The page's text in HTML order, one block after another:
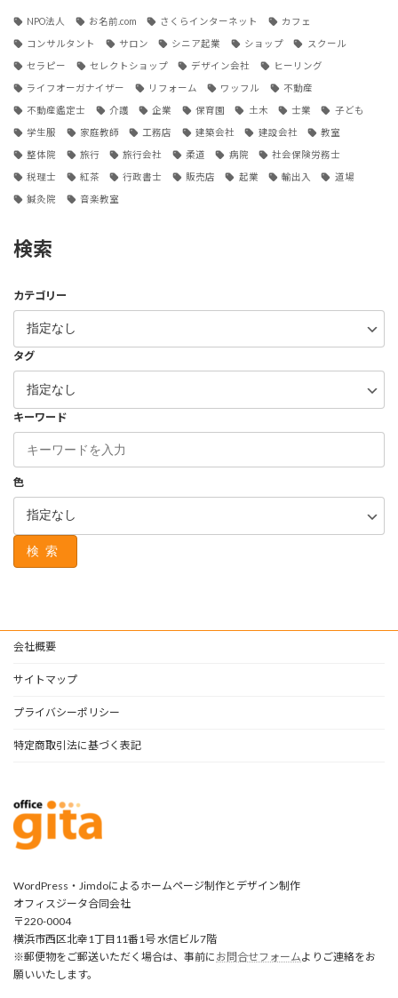
NPO法人 お名前.com さくらインターネット カフェ
コンサルタント サロン シニア起業 ショップ スクール
セラピー セレクトショップ デザイン会社 ヒーリング
ライフオーガナイザー リフォーム ワッフル 不動産
不動産鑑定士 介護 企業 保育園 土木 士業 子ども
学生服 家庭教師 工務店 建築会社 建設会社 教室
整体院 旅行 旅行会社 柔道 病院 社会保険労務士
税理士 紅茶 行政書士 販売店 起業 輸出入 道場
鍼灸院 音楽教室
検索
カテゴリー
タグ
キーワード
色
検索
会社概要
サイトマップ
プライバシーポリシー
特定商取引法に基づく表記
WordPress・Jimdoによるホームページ制作とデザイン制作
オフィスジータ合同会社
〒220-0004
横浜市西区北幸1丁目11番1号 水信ビル7階
※郵便物をご郵送いただく場合は、事前に お問合せフォームよりご連絡をお
願いいたします。